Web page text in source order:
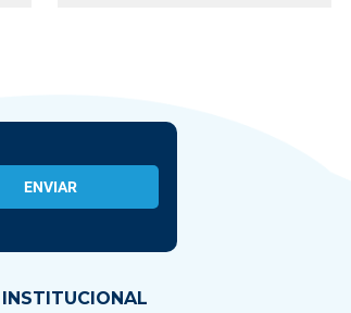
ENVIAR
INSTITUCIONAL